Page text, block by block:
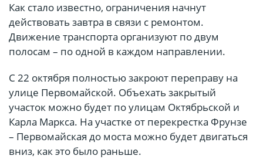
Как стало известно, ограничения начнут
действовать завтра в связи с ремонтом.
Движение транспорта организуют по двум
полосам – по одной в каждом направлении.
С 22 октября полностью закроют переправу на
улице Первомайской. Объехать закрытый
участок можно будет по улицам Октябрьской и
Карла Маркса. На участке от перекрестка Фрунзе
– Первомайская до моста можно будет двигаться
вниз, как это было раньше.